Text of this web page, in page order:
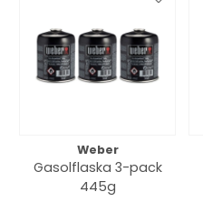
Weber
Gasolflaska 3-pack
445g